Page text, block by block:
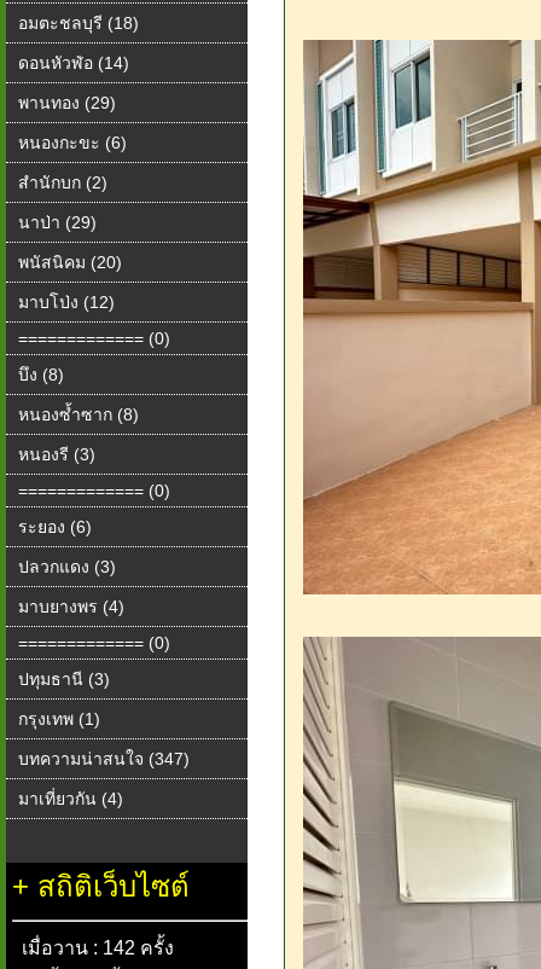
อมตะชลบุรี (18)
ดอนหัวฬ่อ (14)
พานทอง (29)
หนองกะขะ (6)
สำนักบก (2)
นาป่า (29)
พนัสนิคม (20)
มาบโป่ง (12)
============= (0)
บึง (8)
หนองซ้ำซาก (8)
หนองรี (3)
============= (0)
ระยอง (6)
ปลวกแดง (3)
มาบยางพร (4)
============= (0)
ปทุมธานี (3)
กรุงเทพ (1)
บทความน่าสนใจ (347)
มาเที่ยวกัน (4)
+ สถิติเว็บไซต์
เมื่อวาน : 142 ครั้ง